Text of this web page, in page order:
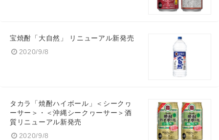
宝焼酎「大自然」 リニューアル新発売
2020/9/8
タカラ「焼酎ハイボール」＜シークヮ
ーサー＞・＜沖縄シークヮーサー＞酒
質リニューアル新発売
2020/9/8